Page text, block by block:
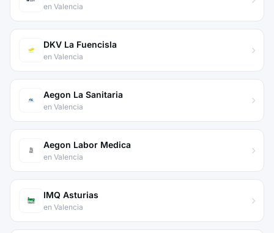
en Valencia
DKV La Fuencisla
en Valencia
Aegon La Sanitaria
en Valencia
Aegon Labor Medica
en Valencia
IMQ Asturias
en Valencia